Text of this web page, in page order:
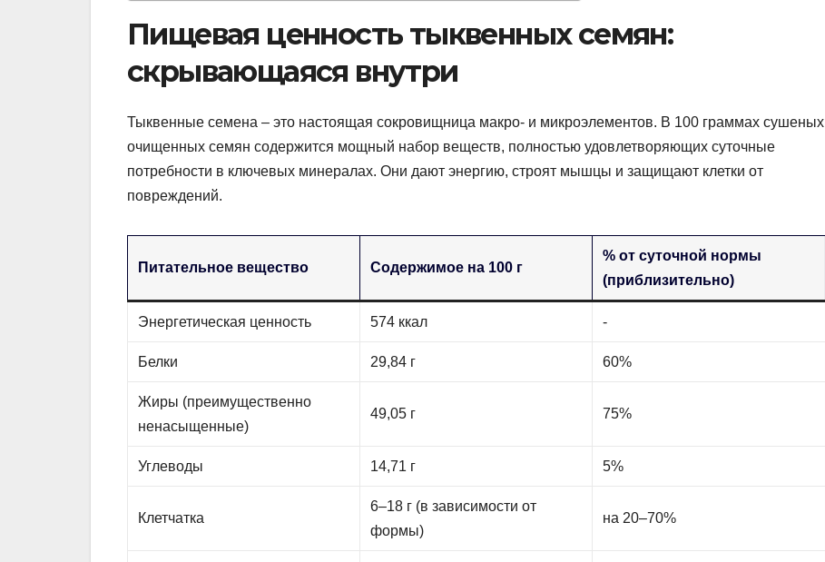
Пищевая ценность тыквенных семян:
скрывающаяся внутри
Тыквенные семена – это настоящая сокровищница макро- и микроэлементов. В 100 граммах сушеных
очищенных семян содержится мощный набор веществ, полностью удовлетворяющих суточные
потребности в ключевых минералах. Они дают энергию, строят мышцы и защищают клетки от
повреждений.
Питательное вещество Содержимое на 100 г
% от суточной нормы
(приблизительно)
Энергетическая ценность 574 ккал -
Белки 29,84 г 60%
Жиры (преимущественно
ненасыщенные)
49,05 г 75%
Углеводы 14,71 г 5%
Клетчатка
6–18 г (в зависимости от
формы)
на 20–70%